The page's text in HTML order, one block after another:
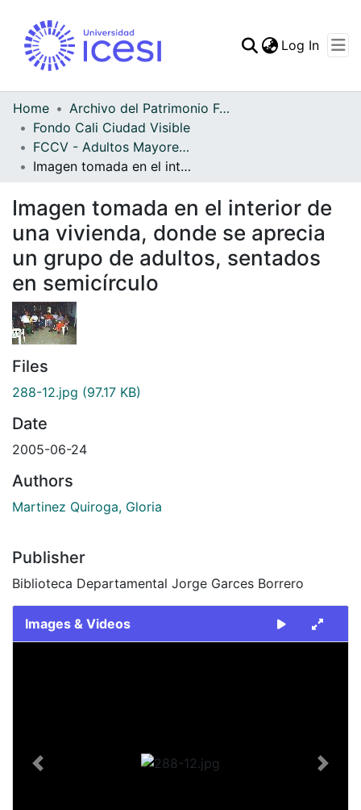
Log In
Home
Archivo del Patrimonio Fotográfico y Fílmico del Valle del Cauca
Fondo Cali Ciudad Visible
FCCV - Adultos Mayores - Patrimonial
Imagen tomada en el interior de una vivienda, donde se aprecia un grupo de adultos, sentados en semicírculo
Imagen tomada en el interior de
una vivienda, donde se aprecia
un grupo de adultos, sentados
en semicírculo
Files
288-12.jpg (97.17 KB)
Date
2005-06-24
Authors
Martinez Quiroga, Gloria
Publisher
Biblioteca Departamental Jorge Garces Borrero
Images & Videos
Previous Next